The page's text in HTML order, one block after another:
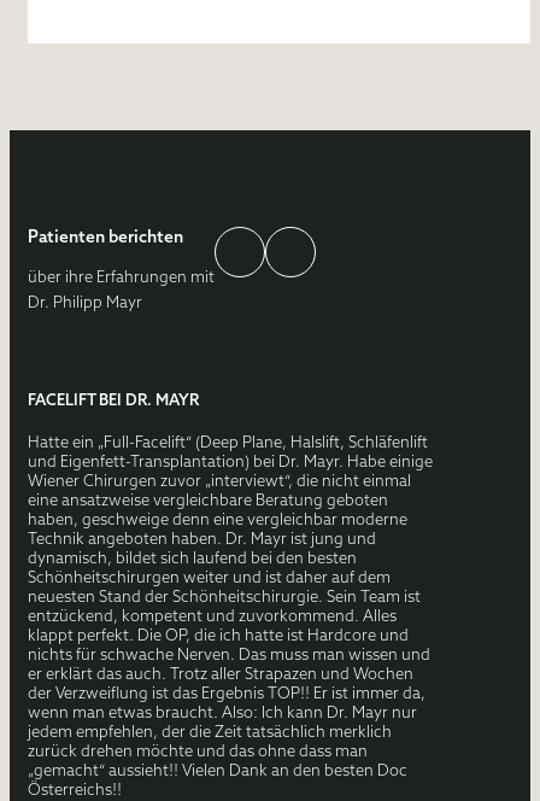
Patienten berichten
über ihre Erfahrungen mit
Dr. Philipp Mayr
FACELIFT BEI DR. MAYR
Hatte ein „Full-Facelift“ (Deep Plane, Halslift, Schläfenlift
und Eigenfett-Transplantation) bei Dr. Mayr. Habe einige
Wiener Chirurgen zuvor „interviewt“, die nicht einmal
eine ansatzweise vergleichbare Beratung geboten
haben, geschweige denn eine vergleichbar moderne
Technik angeboten haben. Dr. Mayr ist jung und
dynamisch, bildet sich laufend bei den besten
Schönheitschirurgen weiter und ist daher auf dem
neuesten Stand der Schönheitschirurgie. Sein Team ist
entzückend, kompetent und zuvorkommend. Alles
klappt perfekt. Die OP, die ich hatte ist Hardcore und
nichts für schwache Nerven. Das muss man wissen und
er erklärt das auch. Trotz aller Strapazen und Wochen
der Verzweiflung ist das Ergebnis TOP!! Er ist immer da,
wenn man etwas braucht. Also: Ich kann Dr. Mayr nur
jedem empfehlen, der die Zeit tatsächlich merklich
zurück drehen möchte und das ohne dass man
„gemacht“ aussieht!! Vielen Dank an den besten Doc
Österreichs!!